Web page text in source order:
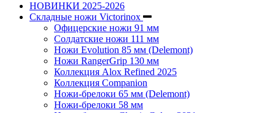
НОВИНКИ 2025-2026
Складные ножи Victorinox
Офицерские ножи 91 мм
Солдатские ножи 111 мм
Ножи Evolution 85 мм (Delemont)
Ножи RangerGrip 130 мм
Коллекция Alox Refined 2025
Коллекция Companion
Ножи-брелоки 65 мм (Delemont)
Ножи-брелоки 58 мм